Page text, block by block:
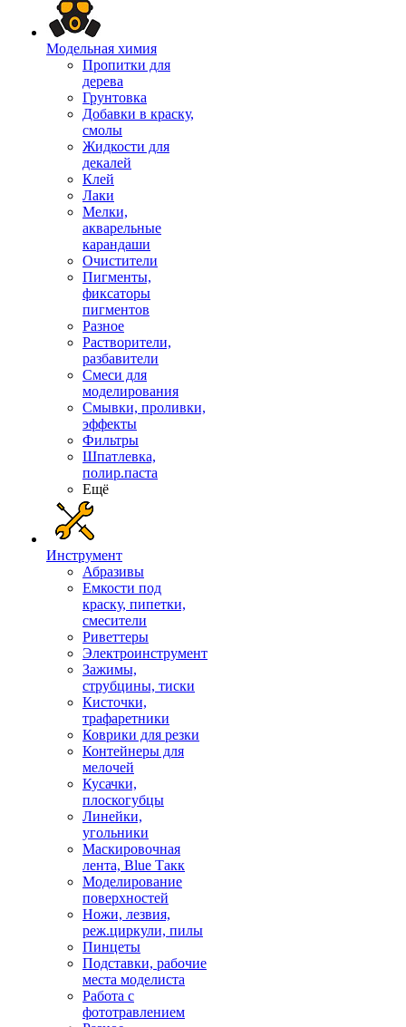
Модельная химия
Пропитки для
дерева
Грунтовка
Добавки в краску,
смолы
Жидкости для
декалей
Клей
Лаки
Мелки,
акварельные
карандаши
Очистители
Пигменты,
фиксаторы
пигментов
Разное
Растворители,
разбавители
Смеси для
моделирования
Смывки, проливки,
эффекты
Фильтры
Шпатлевка,
полир.паста
Ещё
Инструмент
Абразивы
Емкости под
краску, пипетки,
смесители
Риветтеры
Электроинструмент
Зажимы,
струбцины, тиски
Кисточки,
трафаретники
Коврики для резки
Контейнеры для
мелочей
Кусачки,
плоскогубцы
Линейки,
угольники
Маскировочная
лента, Blue Такк
Моделирование
поверхностей
Ножи, лезвия,
реж.циркули, пилы
Пинцеты
Подставки, рабочие
места моделиста
Работа с
фототравлением